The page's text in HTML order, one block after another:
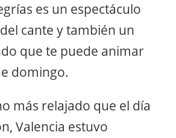
es un espectáculo
cante y también un
que te puede animar
domingo.
más relajado que el día
Valencia estuvo